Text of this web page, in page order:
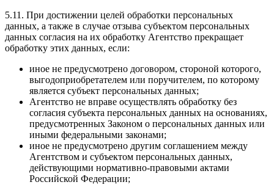
5.11. При достижении целей обработки персональных
данных, а также в случае отзыва субъектом персональных
данных согласия на их обработку Агентство прекращает
обработку этих данных, если:
иное не предусмотрено договором, стороной которого,
выгодоприобретателем или поручителем, по которому
является субъект персональных данных;
Агентство не вправе осуществлять обработку без
согласия субъекта персональных данных на основаниях,
предусмотренных Законом о персональных данных или
иными федеральными законами;
иное не предусмотрено другим соглашением между
Агентством и субъектом персональных данных,
действующими нормативно-правовыми актами
Российской Федерации;